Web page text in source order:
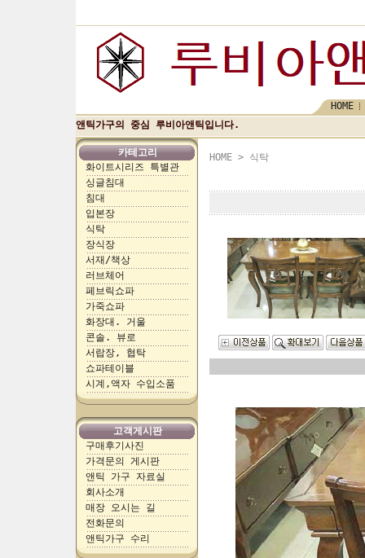
HOME
앤틱가구의 중심 루비아앤틱입니다.
카테고리
화이트시리즈 특별관
싱글침대
침대
입본장
식탁
장식장
서재/책상
러브체어
페브릭쇼파
가죽쇼파
화장대. 거울
콘솔. 뷰로
서랍장, 협탁
쇼파테이블
시계,액자 수입소품
고객게시판
구매후기사진
가격문의 게시판
앤틱 가구 자료실
회사소개
매장 오시는 길
전화문의
앤틱가구 수리
HOME > 식탁